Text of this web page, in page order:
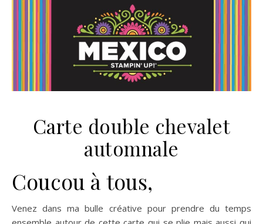
Carte double chevalet
automnale
Coucou à tous,
Venez dans ma bulle créative pour prendre du temps